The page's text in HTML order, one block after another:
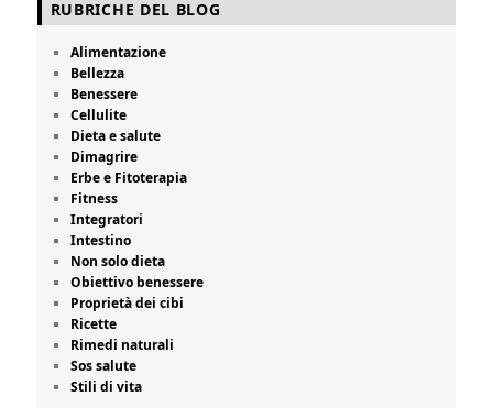
RUBRICHE DEL BLOG
Alimentazione
Bellezza
Benessere
Cellulite
Dieta e salute
Dimagrire
Erbe e Fitoterapia
Fitness
Integratori
Intestino
Non solo dieta
Obiettivo benessere
Proprietà dei cibi
Ricette
Rimedi naturali
Sos salute
Stili di vita